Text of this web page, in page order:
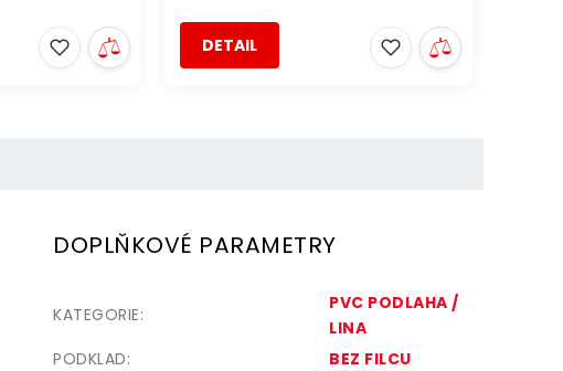
DETAIL
DOPLŇKOVÉ PARAMETRY
KATEGORIE:
PVC PODLAHA /
LINA
PODKLAD:
BEZ FILCU